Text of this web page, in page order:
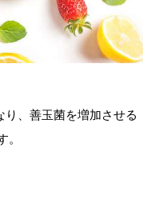
り、善玉菌を増加させる
。